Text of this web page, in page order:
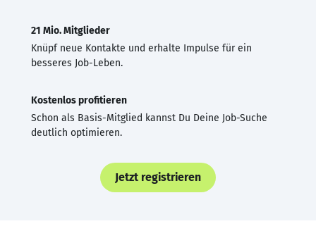
21 Mio. Mitglieder
Knüpf neue Kontakte und erhalte Impulse für ein
besseres Job-Leben.
Kostenlos profitieren
Schon als Basis-Mitglied kannst Du Deine Job-Suche
deutlich optimieren.
Jetzt registrieren